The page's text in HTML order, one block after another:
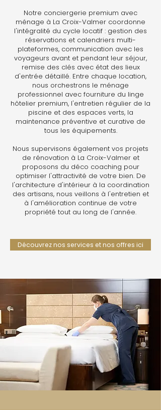
Notre conciergerie premium avec
ménage à La Croix-Valmer coordonne
l'intégralité du cycle locatif : gestion des
réservations et calendriers multi-
plateformes, communication avec les
voyageurs avant et pendant leur séjour,
remise des clés avec état des lieux
d'entrée détaillé. Entre chaque location,
nous orchestrons le ménage
professionnel avec fourniture du linge
hôtelier premium, l'entretien régulier de la
piscine et des espaces verts, la
maintenance préventive et curative de
tous les équipements.
Nous supervisons également vos projets
de rénovation à La Croix-Valmer et
proposons du déco coaching pour
optimiser l'attractivité de votre bien. De
l'architecture d'intérieur à la coordination
des artisans, nous veillons à l'entretien et
à l'amélioration continue de votre
propriété tout au long de l'année.
Découvrez nos services et nos offres ici